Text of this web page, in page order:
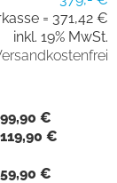
= 371,42 €
inkl. 19% MwSt.
99,90 €
119,90 €
59,90 €